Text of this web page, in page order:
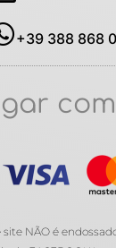
+39 388 868
com
NÃO é